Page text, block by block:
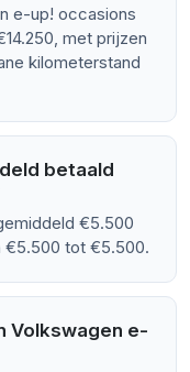
e-up! occasions
met prijzen
kilometerstand
betaald
€5.500
€5.500 tot €5.500.
Volkswagen e-